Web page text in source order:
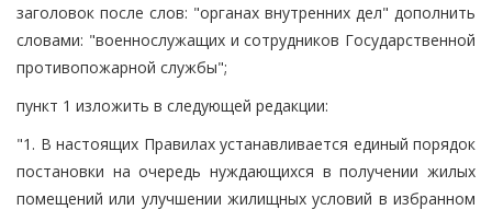
заголовок после слов: "органах внутренних дел" дополнить
словами: "военнослужащих и сотрудников Государственной
противопожарной службы";
пункт 1 изложить в следующей редакции:
"1. В настоящих Правилах устанавливается единый порядок
постановки на очередь нуждающихся в получении жилых
помещений или улучшении жилищных условий в избранном